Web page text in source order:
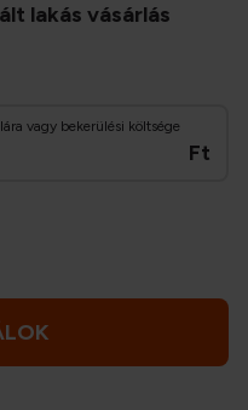
lakás vásárlás
Ft
vagy bekerülési költsége